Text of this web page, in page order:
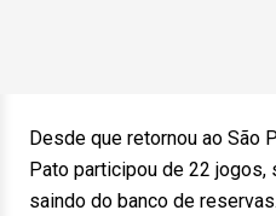
Desde que retornou ao São
Pato participou de 22
saindo do banco de